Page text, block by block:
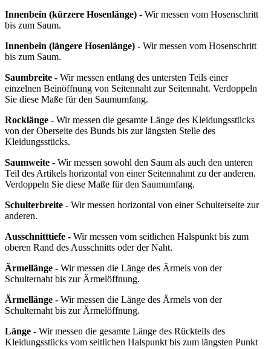
Innenbein (kürzere Hosenlänge) - Wir messen vom Hosenschritt
bis zum Saum.
Innenbein (längere Hosenlänge) - Wir messen vom Hosenschritt
bis zum Saum.
Saumbreite - Wir messen entlang des untersten Teils einer
einzelnen Beinöffnung von Seitennaht zur Seitennaht. Verdoppeln
Sie diese Maße für den Saumumfang.
Rocklänge - Wir messen die gesamte Länge des Kleidungsstücks
von der Oberseite des Bunds bis zur längsten Stelle des
Kleidungsstücks.
Saumweite - Wir messen sowohl den Saum als auch den unteren
Teil des Artikels horizontal von einer Seitennahmt zu der anderen.
Verdoppeln Sie diese Maße für den Saumumfang.
Schulterbreite - Wir messen horizontal von einer Schulterseite zur
anderen.
Ausschnitttiefe - Wir messen vom seitlichen Halspunkt bis zum
oberen Rand des Ausschnitts oder der Naht.
Ärmellänge - Wir messen die Länge des Ärmels von der
Schulternaht bis zur Ärmelöffnung.
Ärmellänge - Wir messen die Länge des Ärmels von der
Schulternaht bis zur Ärmelöffnung.
Länge - Wir messen die gesamte Länge des Rückteils des
Kleidungsstücks vom seitlichen Halspunkt bis zum längsten Punkt